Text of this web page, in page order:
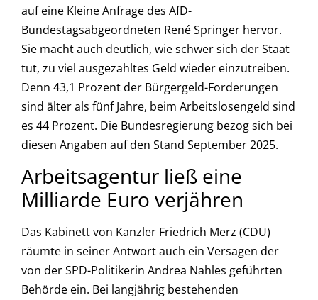
auf eine Kleine Anfrage des AfD-
Bundestagsabgeordneten René Springer hervor.
Sie macht auch deutlich, wie schwer sich der Staat
tut, zu viel ausgezahltes Geld wieder einzutreiben.
Denn 43,1 Prozent der Bürgergeld-Forderungen
sind älter als fünf Jahre, beim Arbeitslosengeld sind
es 44 Prozent. Die Bundesregierung bezog sich bei
diesen Angaben auf den Stand September 2025.
Arbeitsagentur ließ eine
Milliarde Euro verjähren
Das Kabinett von Kanzler Friedrich Merz (CDU)
räumte in seiner Antwort auch ein Versagen der
von der SPD-Politikerin Andrea Nahles geführten
Behörde ein. Bei langjährig bestehenden